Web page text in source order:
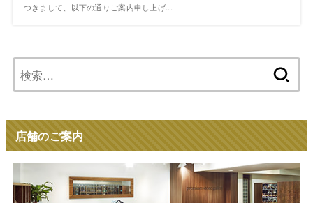
つきまして、以下の通りご案内申し上げ...
索:
店舗のご案内